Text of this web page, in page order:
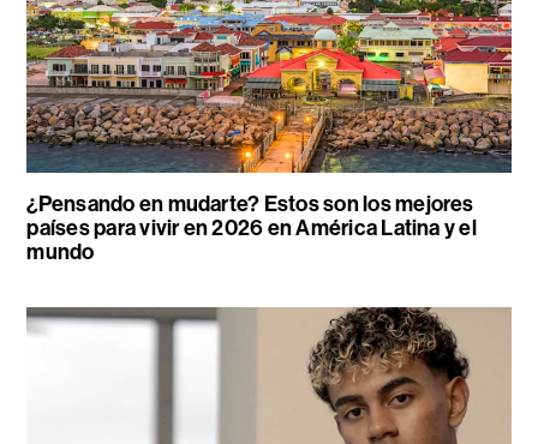
¿Pensando en mudarte? Estos son los mejores
países para vivir en 2026 en América Latina y el
mundo